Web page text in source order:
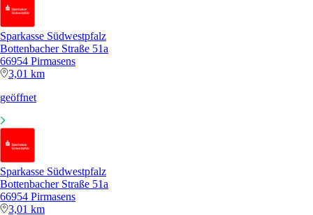
Sparkasse Südwestpfalz
Bottenbacher Straße 51a
66954 Pirmasens
3,01 km
geöffnet
Sparkasse Südwestpfalz
Bottenbacher Straße 51a
66954 Pirmasens
3,01 km